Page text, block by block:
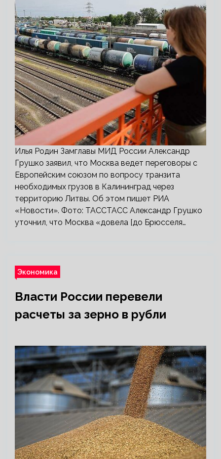
Илья Родин Замглавы МИД России Александр
Грушко заявил, что Москва ведет переговоры с
Европейским союзом по вопросу транзита
необходимых грузов в Калининград через
территорию Литвы. Об этом пишет РИА
«Новости». Фото: ТАССТАСС Александр Грушко
уточнил, что Москва «довела [до Брюсселя…
Экономика
Власти России перевели
расчеты за зерно в рубли